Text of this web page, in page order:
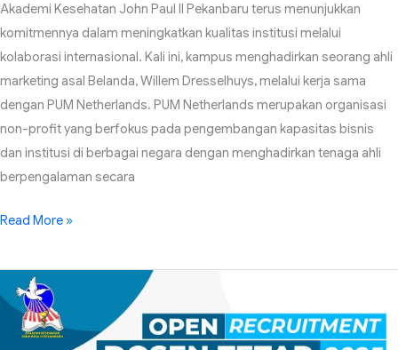
Akademi Kesehatan John Paul II Pekanbaru terus menunjukkan
komitmennya dalam meningkatkan kualitas institusi melalui
kolaborasi internasional. Kali ini, kampus menghadirkan seorang ahli
marketing asal Belanda, Willem Dresselhuys, melalui kerja sama
dengan PUM Netherlands. PUM Netherlands merupakan organisasi
non-profit yang berfokus pada pengembangan kapasitas bisnis
dan institusi di berbagai negara dengan menghadirkan tenaga ahli
berpengalaman secara
Read More »
Kesempatan
Menjadi
Dosen